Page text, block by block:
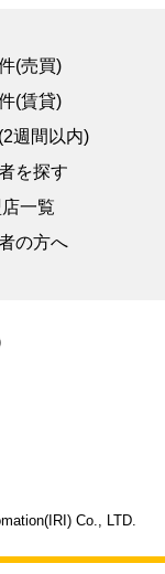
(売買)
(賃貸)
週間以内)
を探す
店一覧
の方へ
Co., LTD.